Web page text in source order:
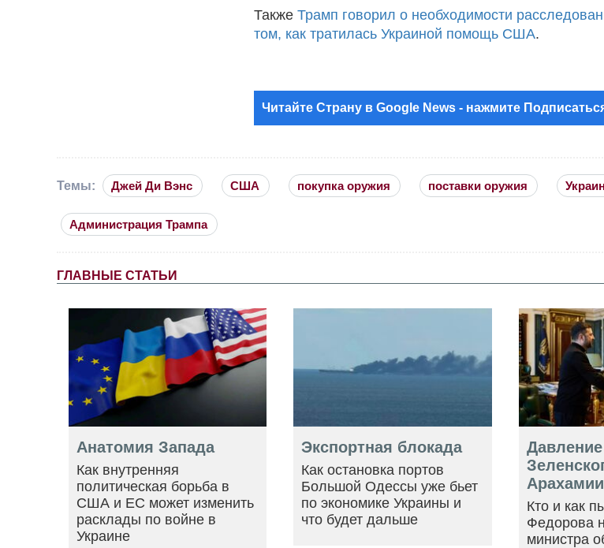
Также Трамп говорил о необходимости
том, как тратилась Украиной помощь США.
Читайте Страну в Google News - нажмите
Темы: Джей Ди Вэнс США покупка оружия поставки оружия
Администрация Трампа
ГЛАВНЫЕ СТАТЬИ
Анатомия Запада
Как внутренняя
политическая борьба в
США и ЕС может изменить
расклады по войне в
Украине
Экспортная блокада
Как остановка портов
Большой Одессы уже бьет
по экономике Украины и
что будет дальше
Арахамии
Кто и как
Федорова
министра